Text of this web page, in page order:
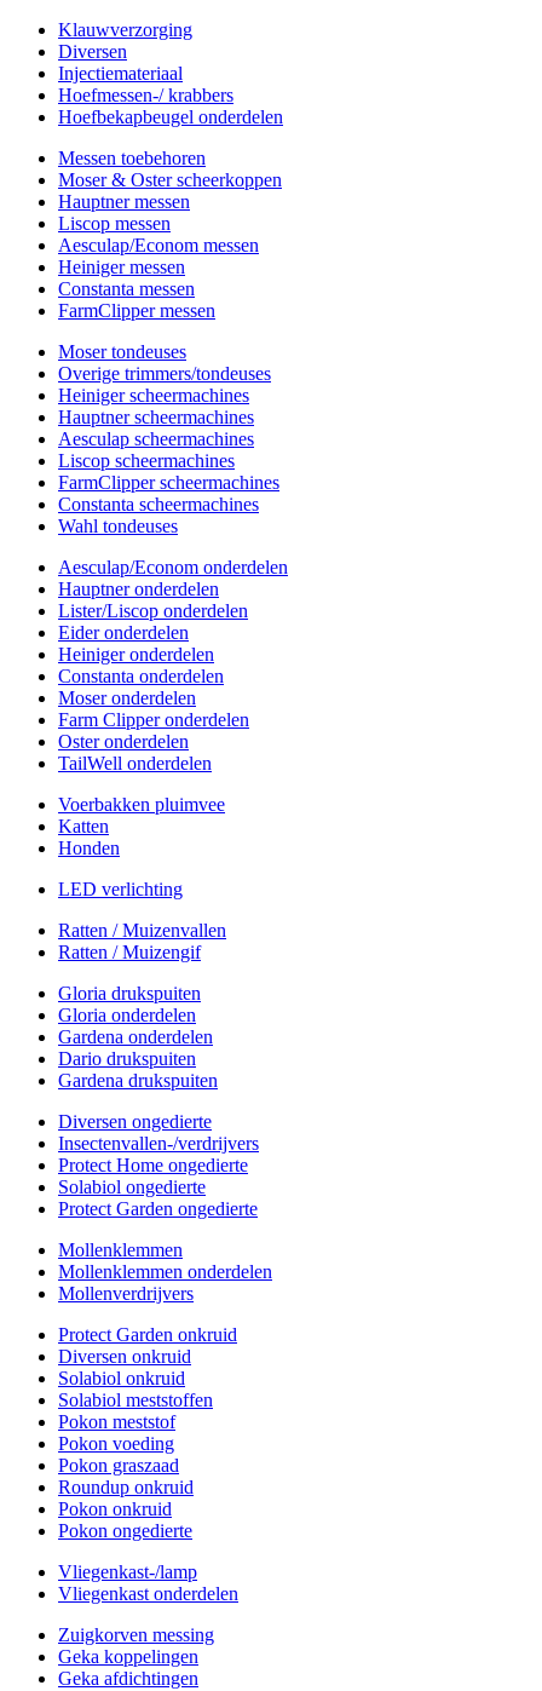
Klauwverzorging
Diversen
Injectiemateriaal
Hoefmessen-/ krabbers
Hoefbekapbeugel onderdelen
Messen toebehoren
Moser & Oster scheerkoppen
Hauptner messen
Liscop messen
Aesculap/Econom messen
Heiniger messen
Constanta messen
FarmClipper messen
Moser tondeuses
Overige trimmers/tondeuses
Heiniger scheermachines
Hauptner scheermachines
Aesculap scheermachines
Liscop scheermachines
FarmClipper scheermachines
Constanta scheermachines
Wahl tondeuses
Aesculap/Econom onderdelen
Hauptner onderdelen
Lister/Liscop onderdelen
Eider onderdelen
Heiniger onderdelen
Constanta onderdelen
Moser onderdelen
Farm Clipper onderdelen
Oster onderdelen
TailWell onderdelen
Voerbakken pluimvee
Katten
Honden
LED verlichting
Ratten / Muizenvallen
Ratten / Muizengif
Gloria drukspuiten
Gloria onderdelen
Gardena onderdelen
Dario drukspuiten
Gardena drukspuiten
Diversen ongedierte
Insectenvallen-/verdrijvers
Protect Home ongedierte
Solabiol ongedierte
Protect Garden ongedierte
Mollenklemmen
Mollenklemmen onderdelen
Mollenverdrijvers
Protect Garden onkruid
Diversen onkruid
Solabiol onkruid
Solabiol meststoffen
Pokon meststof
Pokon voeding
Pokon graszaad
Roundup onkruid
Pokon onkruid
Pokon ongedierte
Vliegenkast-/lamp
Vliegenkast onderdelen
Zuigkorven messing
Geka koppelingen
Geka afdichtingen